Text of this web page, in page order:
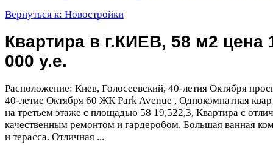
Вернуться к: Новостройки
Квартира в г.КИЕВ, 58 м2 цена
000 у.е.
Расположение: Киев, Голосеевский, 40-летия Октября
40-летие Октября 60 ЖК Park Avenue , Однокомнатная
на третьем этаже с площадью 58 19,522,3, Квартира с
качественным ремонтом и гардеробом. Большая ванная
и терасса. Отличная ...